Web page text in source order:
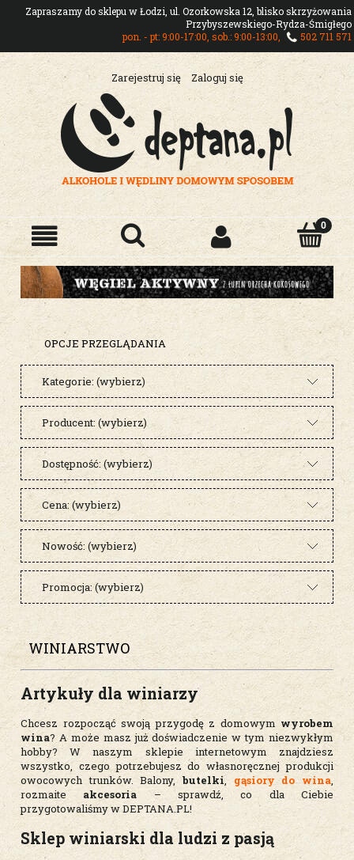
Zapraszamy do sklepu w Łodzi, ul. Ozorkowska 12, blisko skrzyżowania
Przybyszewskiego-Rydza-Śmigłego
pon. - pt: 9:00-17:00, sob.: 9:00-13:00,
502 711 571
Zarejestruj się Zaloguj się
OPCJE PRZEGLĄDANIA
Kategorie: (wybierz)
Producent: (wybierz)
Dostępność: (wybierz)
Cena: (wybierz)
Nowość: (wybierz)
Promocja: (wybierz)
WINIARSTWO
Artykuły dla winiarzy
Chcesz rozpocząć swoją przygodę z domowym wyrobem
wina? A może masz już doświadczenie w tym niezwykłym
hobby? W naszym sklepie internetowym znajdziesz
wszystko, czego potrzebujesz do własnoręcznej produkcji
owocowych trunków. Balony,butelki, gąsiory do wina,
rozmaite akcesoria – sprawdź, co dla Ciebie
przygotowaliśmy w DEPTANA.PL!
Sklep winiarski dla ludzi z pasją